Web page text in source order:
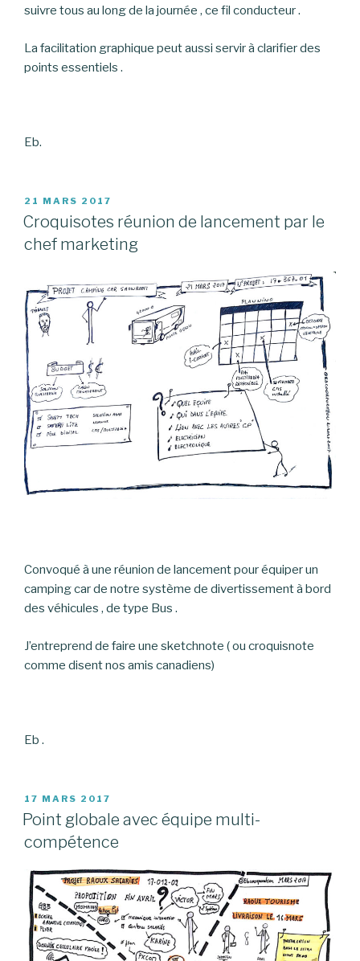
suivre tous au long de la journée , ce fil conducteur .
La facilitation graphique peut aussi servir à clarifier des
points essentiels .
Eb.
PUBLIÉ
LE
21 MARS 2017
Croquisotes réunion de lancement par le
chef marketing
Convoqué à une réunion de lancement pour équiper un
camping car de notre système de divertissement à bord
des véhicules , de type Bus .
J’entreprend de faire une sketchnote ( ou croquisnote
comme disent nos amis canadiens)
Eb .
PUBLIÉ
LE
17 MARS 2017
Point globale avec équipe multi-
compétence